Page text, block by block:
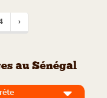
›
au Sénégal